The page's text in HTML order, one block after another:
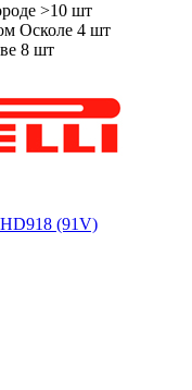
>10 шт
Осколе 4 шт
8 шт
(91V)